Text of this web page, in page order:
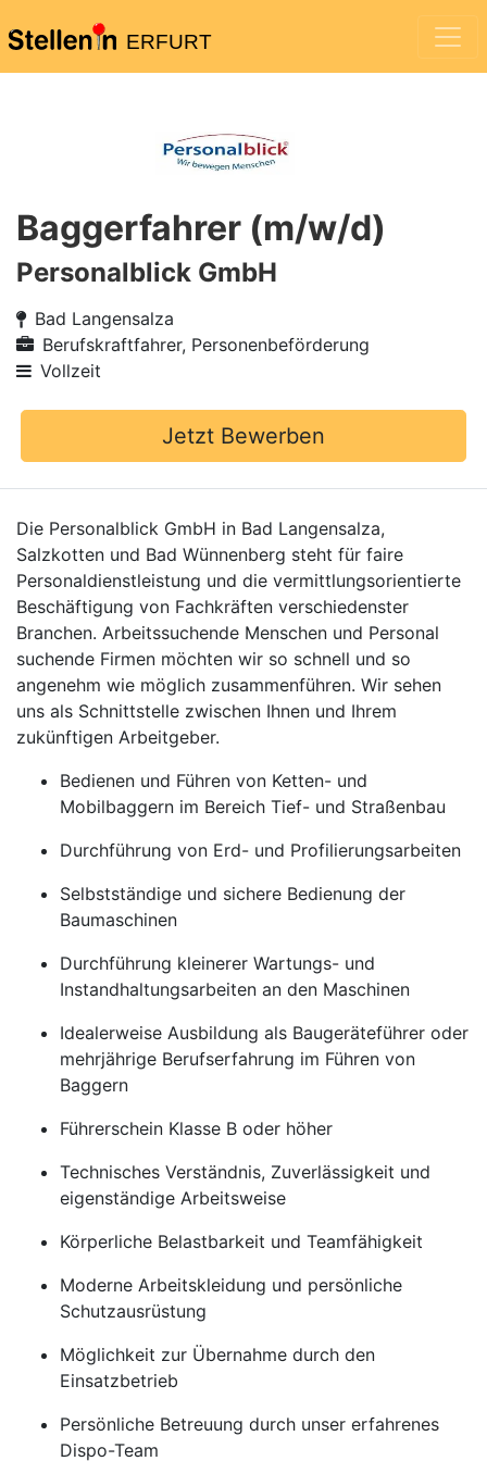
ERFURT
Baggerfahrer (m/w/d)
Personalblick GmbH
Bad Langensalza
Berufskraftfahrer, Personenbeförderung
Vollzeit
Jetzt Bewerben
Die Personalblick GmbH in Bad Langensalza,
Salzkotten und Bad Wünnenberg steht für faire
Personaldienstleistung und die vermittlungsorientierte
Beschäftigung von Fachkräften verschiedenster
Branchen. Arbeitssuchende Menschen und Personal
suchende Firmen möchten wir so schnell und so
angenehm wie möglich zusammenführen. Wir sehen
uns als Schnittstelle zwischen Ihnen und Ihrem
zukünftigen Arbeitgeber.
Bedienen und Führen von Ketten- und
Mobilbaggern im Bereich Tief- und Straßenbau
Durchführung von Erd- und Profilierungsarbeiten
Selbstständige und sichere Bedienung der
Baumaschinen
Durchführung kleinerer Wartungs- und
Instandhaltungsarbeiten an den Maschinen
Idealerweise Ausbildung als Baugeräteführer oder
mehrjährige Berufserfahrung im Führen von
Baggern
Führerschein Klasse B oder höher
Technisches Verständnis, Zuverlässigkeit und
eigenständige Arbeitsweise
Körperliche Belastbarkeit und Teamfähigkeit
Moderne Arbeitskleidung und persönliche
Schutzausrüstung
Möglichkeit zur Übernahme durch den
Einsatzbetrieb
Persönliche Betreuung durch unser erfahrenes
Dispo-Team